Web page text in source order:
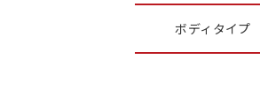
ボディ タイプ